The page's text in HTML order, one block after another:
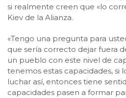
si realmente creen que «lo
Kiev de la Alianza.
«Tengo una pregunta para
que sería correcto dejar fuera
un pueblo con este nivel de
tenemos estas capacidades, si
luchar así, entonces tiene
capacidades pasen a formar